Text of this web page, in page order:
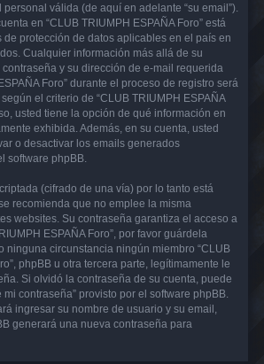
válida (de aquí en adelante “su email”).
en “CLUB TRIUMPH ESPAÑA Foro” está
de protección de datos aplicables en el país en
Cualquier información más allá de su
y su dirección de e-mail requerida
Foro” durante el proceso de registro será
el criterio de “CLUB TRIUMPH ESPAÑA
usted tiene la opción de qué información en
exhibida. Además, en su cuenta, usted
o desactivar los emails generados
software phpBB.
(cifrado de una vía) por lo tanto está
recomienda que no emplee la misma
websites. Su contraseña garantiza el acceso a
ESPAÑA Foro”, por favor guárdela
ninguna circunstancia ningún miembro “CLUB
phpBB u otra tercera parte, legítimamente le
Si olvidó la contraseña de su cuenta, puede
mi contraseña” provisto por el software phpBB.
ingresar su nombre de usuario y su email,
generará una nueva contraseña para